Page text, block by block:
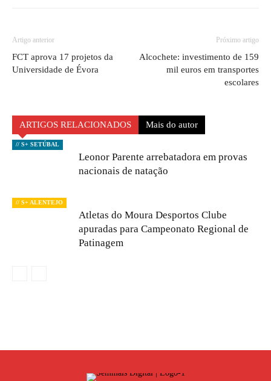
Artigo anterior
FCT aprova 17 projetos da
Universidade de Évora
Próximo artigo
Alcochete: investimento de 159
mil euros em transportes
escolares
ARTIGOS RELACIONADOS Mais do autor
// S+ SETÚBAL
Leonor Parente arrebatadora em provas
nacionais de natação
// S+ ALENTEJO
Atletas do Moura Desportos Clube
apuradas para Campeonato Regional de
Patinagem